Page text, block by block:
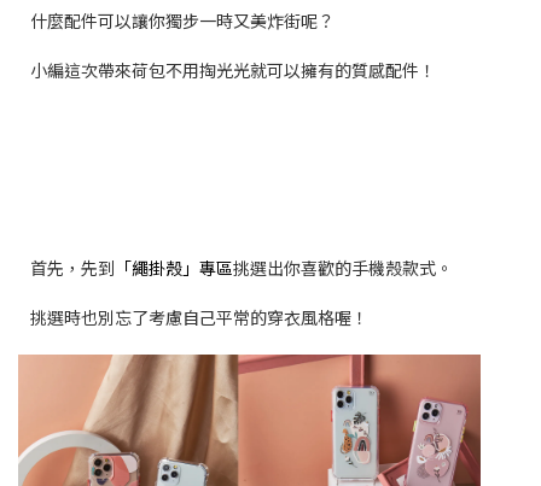
什麼配件可以讓你獨步一時又美炸街呢？
小編這次帶來荷包不用掏光光就可以擁有的質感配件！
首先，先到 「繩掛殼」專區挑選出你喜歡的手機殼款式。
挑選時也別忘了考慮自己平常的穿衣風格喔！